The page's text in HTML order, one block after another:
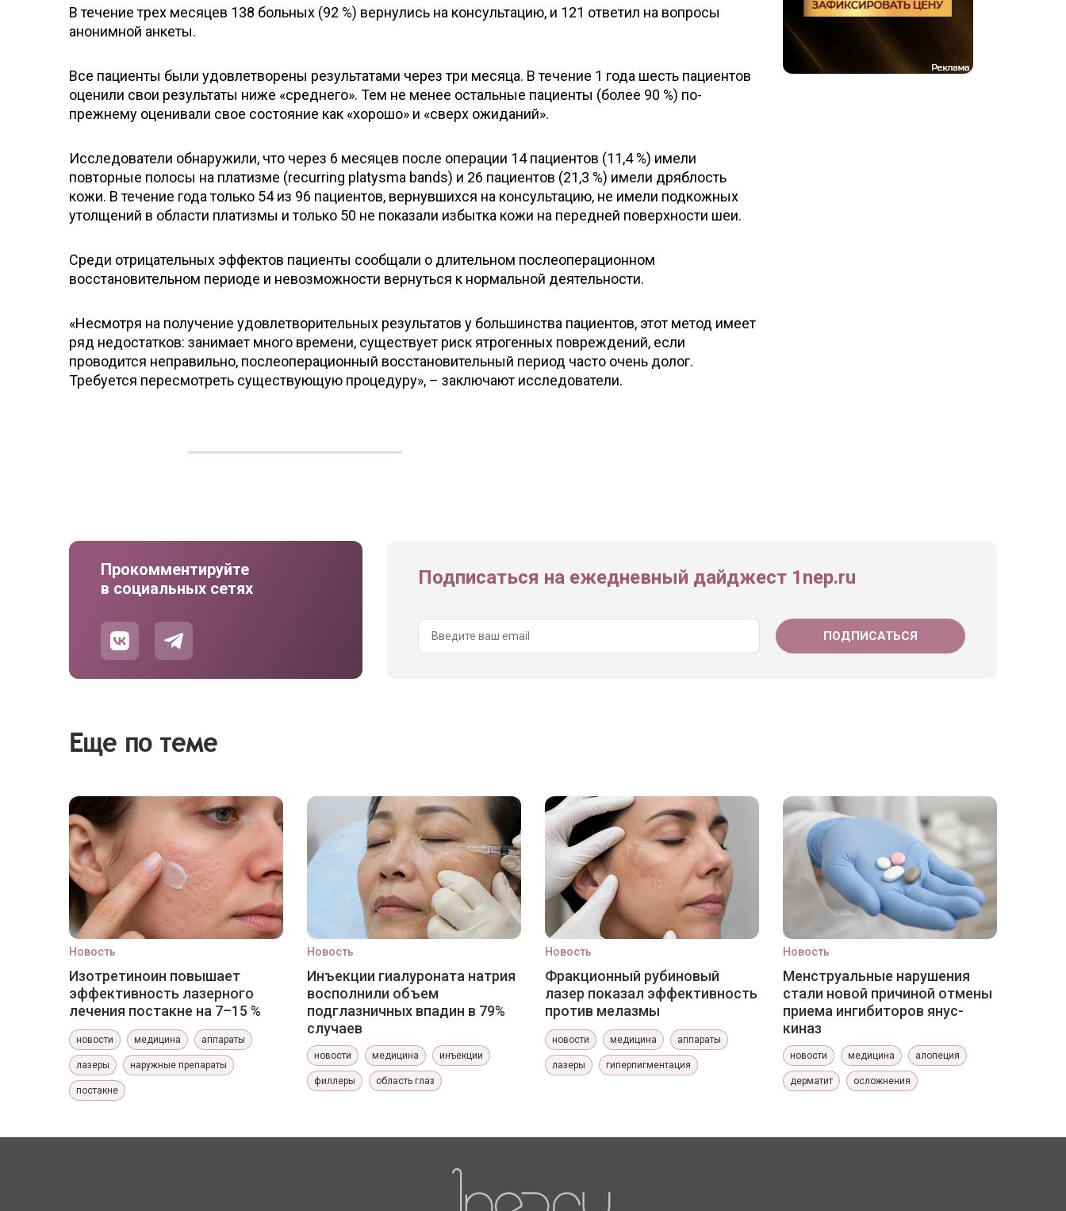
В течение трех месяцев 138 больных (92 %) вернулись на консультацию, и 121 ответил на вопросы
анонимной анкеты.
Все пациенты были удовлетворены результатами через три месяца. В течение 1 года шесть пациентов
оценили свои результаты ниже «среднего». Тем не менее остальные пациенты (более 90 %) по-
прежнему оценивали свое состояние как «хорошо» и «сверх ожиданий».
Исследователи обнаружили, что через 6 месяцев после операции 14 пациентов (11,4 %) имели
повторные полосы на платизме (recurring platysma bands) и 26 пациентов (21,3 %) имели дряблость
кожи. В течение года только 54 из 96 пациентов, вернувшихся на консультацию, не имели подкожных
утолщений в области платизмы и только 50 не показали избытка кожи на передней поверхности шеи.
Среди отрицательных эффектов пациенты сообщали о длительном послеоперационном
восстановительном периоде и невозможности вернуться к нормальной деятельности.
«Несмотря на получение удовлетворительных результатов у большинства пациентов, этот метод имеет
ряд недостатков: занимает много времени, существует риск ятрогенных повреждений, если
проводится неправильно, послеоперационный восстановительный период часто очень долог.
Требуется пересмотреть существующую процедуру», – заключают исследователи.
Прокомментируйте
в социальных сетях
Подписаться на ежедневный дайджест 1nep.ru
Еще по теме
Новость
Изотретиноин повышает
эффективность лазерного
лечения постакне на 7–15 %
новости медицина аппараты
лазеры наружные препараты
постакне
Новость
Инъекции гиалуроната натрия
восполнили объем
подглазничных впадин в 79%
случаев
новости медицина инъекции
филлеры область глаз
Новость
Фракционный рубиновый
лазер показал эффективность
против мелазмы
новости медицина аппараты
лазеры гиперпигментация
Новость
Менструальные нарушения
стали новой причиной отмены
приема ингибиторов янус-
киназ
новости медицина алопеция
дерматит осложнения